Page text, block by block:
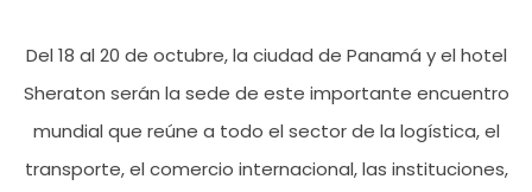
Del 18 al 20 de octubre, la ciudad de Panamá y el hotel
Sheraton serán la sede de este importante encuentro
mundial que reúne a todo el sector de la logística, el
transporte, el comercio internacional, las instituciones,